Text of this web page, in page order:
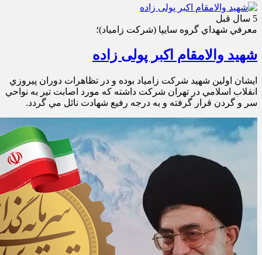
5 سال قبل
معرفي شهداي گروه سايپا (شركت زامياد)؛
شهید والامقام اکبر پولی زاده
ايشان اولين شهيد شركت زامياد بوده و در تظاهرات دوران پيروزي
انقلاب اسلامي در تهران شركت داشته كه مورد اصابت تير به نواحي
سر و گردن قرار گرفته و به درجه رفيع شهادت نائل مي گردد.